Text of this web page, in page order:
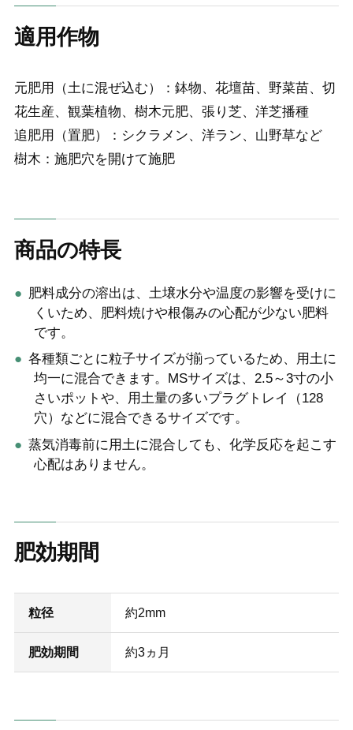
適用作物
元肥用（土に混ぜ込む）：鉢物、花壇苗、野菜苗、切
花生産、観葉植物、樹木元肥、張り芝、洋芝播種
追肥用（置肥）：シクラメン、洋ラン、山野草など
樹木：施肥穴を開けて施肥
商品の特長
肥料成分の溶出は、土壌水分や温度の影響を受けに
くいため、肥料焼けや根傷みの心配が少ない肥料
です。
各種類ごとに粒子サイズが揃っているため、用土に
均一に混合できます。MSサイズは、2.5～3寸の小
さいポットや、用土量の多いプラグトレイ（128
穴）などに混合できるサイズです。
蒸気消毒前に用土に混合しても、化学反応を起こす
心配はありません。
肥効期間
粒径 約2mm
肥効期間 約3ヵ月